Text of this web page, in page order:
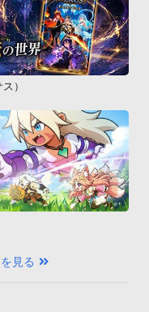
ルームアイテム10,000
作成
た好みのアバターラ
ター友だちと協力した
ワイなど海外の釣り場
ァーム』でアバター農
に自慢しよう！
）
見る